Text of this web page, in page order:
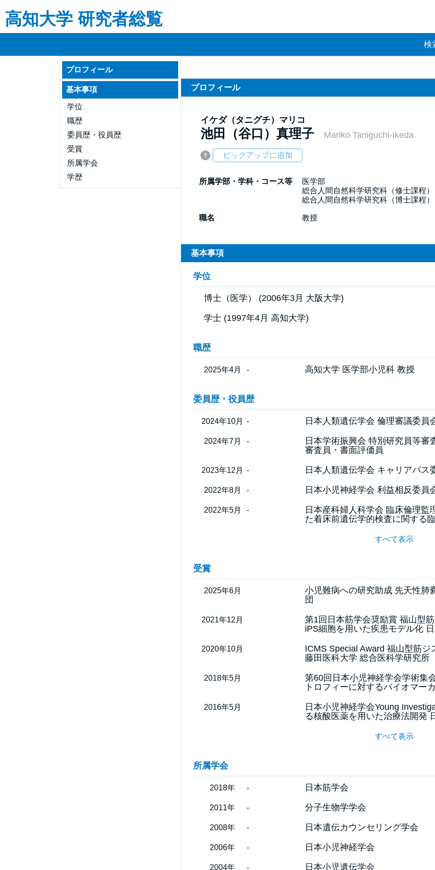
高知大学 研究者総覧
検
プロフィール
基本事項
学位
職歴
委員歴・役員歴
受賞
所属学会
学歴
プロフィール
イケダ（タニグチ）マリコ
池田（谷口）真理子 Mariko Taniguchi-Ikeda
ピックアップに追加
所属学部・学科・コース等
医学部
総合人間自然科学研究科（修士課程
総合人間自然科学研究科（博士課程
職名 教授
基本事項
学位
博士（医学） (2006年3月 大阪大学)
学士 (1997年4月 高知大学)
職歴
2025年4月 - 高知大学 医学部小児科 教授
委員歴・役員歴
2024年10月 - 日本人類遺伝学会 倫理審議委員
2024年7月 -
日本学術振興会 特別研究員等
審査員・書面評価員
2023年12月 - 日本人類遺伝学会 キャリアパス
2022年8月 - 日本小児神経学会 利益相反委員
2022年5月 -
日本産科婦人科学会 臨床倫理
た着床前遺伝学的検査に関する
すべて表示
受賞
2025年6月
小児難病への研究助成 先天性肺
団
2021年12月
第1回日本筋学会奨励賞 福山型
iPS細胞を用いた疾患モデル化
2020年10月
ICMS Special Award 福山型筋
藤田医科大学 総合医科学研究所
2018年5月
第60回日本小児神経学会学術集
トロフィーに対するバイオマー
2016年5月
日本小児神経学会Young
る核酸医薬を用いた治療法開発
すべて表示
所属学会
2018年 - 日本筋学会
2011年 - 分子生物学学会
2008年 - 日本遺伝カウンセリング学会
2006年 - 日本小児神経学会
2004年 - 日本小児遺伝学会